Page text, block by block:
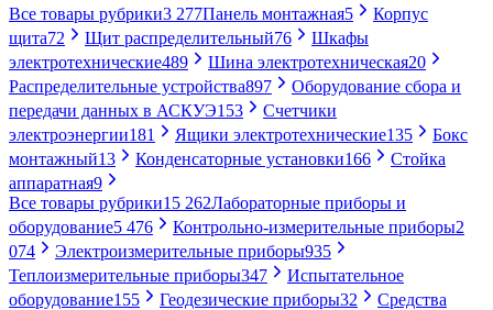
Все товары рубрики3 277Панель монтажная5
Корпус
щита72 Щит распределительный76
Шкафы
электротехнические489 Шина электротехническая20
Распределительные устройства897
Оборудование сбора и
передачи данных в АСКУЭ153
Счетчики
электроэнергии181 Ящики электротехнические135
Бокс
монтажный13 Конденсаторные установки166
Стойка
аппаратная9
Все товары рубрики15 262Лабораторные приборы и
оборудование5 476 Контрольно-измерительные приборы2
074
Электроизмерительные приборы935
Теплоизмерительные приборы347
Испытательное
оборудование155 Геодезические приборы32
Средства